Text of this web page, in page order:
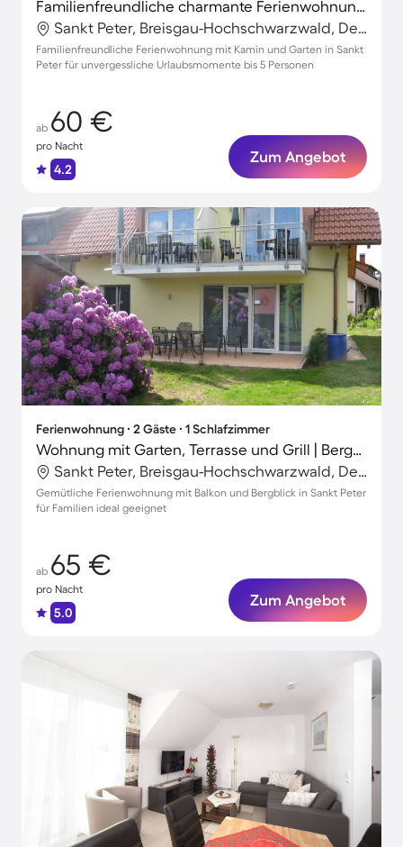
Familienfreundliche charmante Ferienwohnung mit Garten und Grill
Sankt Peter, Breisgau-Hochschwarzwald, Deutschland
Familienfreundliche Ferienwohnung mit Kamin und Garten in Sankt
Peter für unvergessliche Urlaubsmomente bis 5 Personen
ab 60 €
pro Nacht
4.2
Zum Angebot
Ferienwohnung ∙ 2 Gäste ∙ 1 Schlafzimmer
Wohnung mit Garten, Terrasse und Grill | Bergblick
Sankt Peter, Breisgau-Hochschwarzwald, Deutschland
Gemütliche Ferienwohnung mit Balkon und Bergblick in Sankt Peter
für Familien ideal geeignet
ab 65 €
pro Nacht
5.0
Zum Angebot